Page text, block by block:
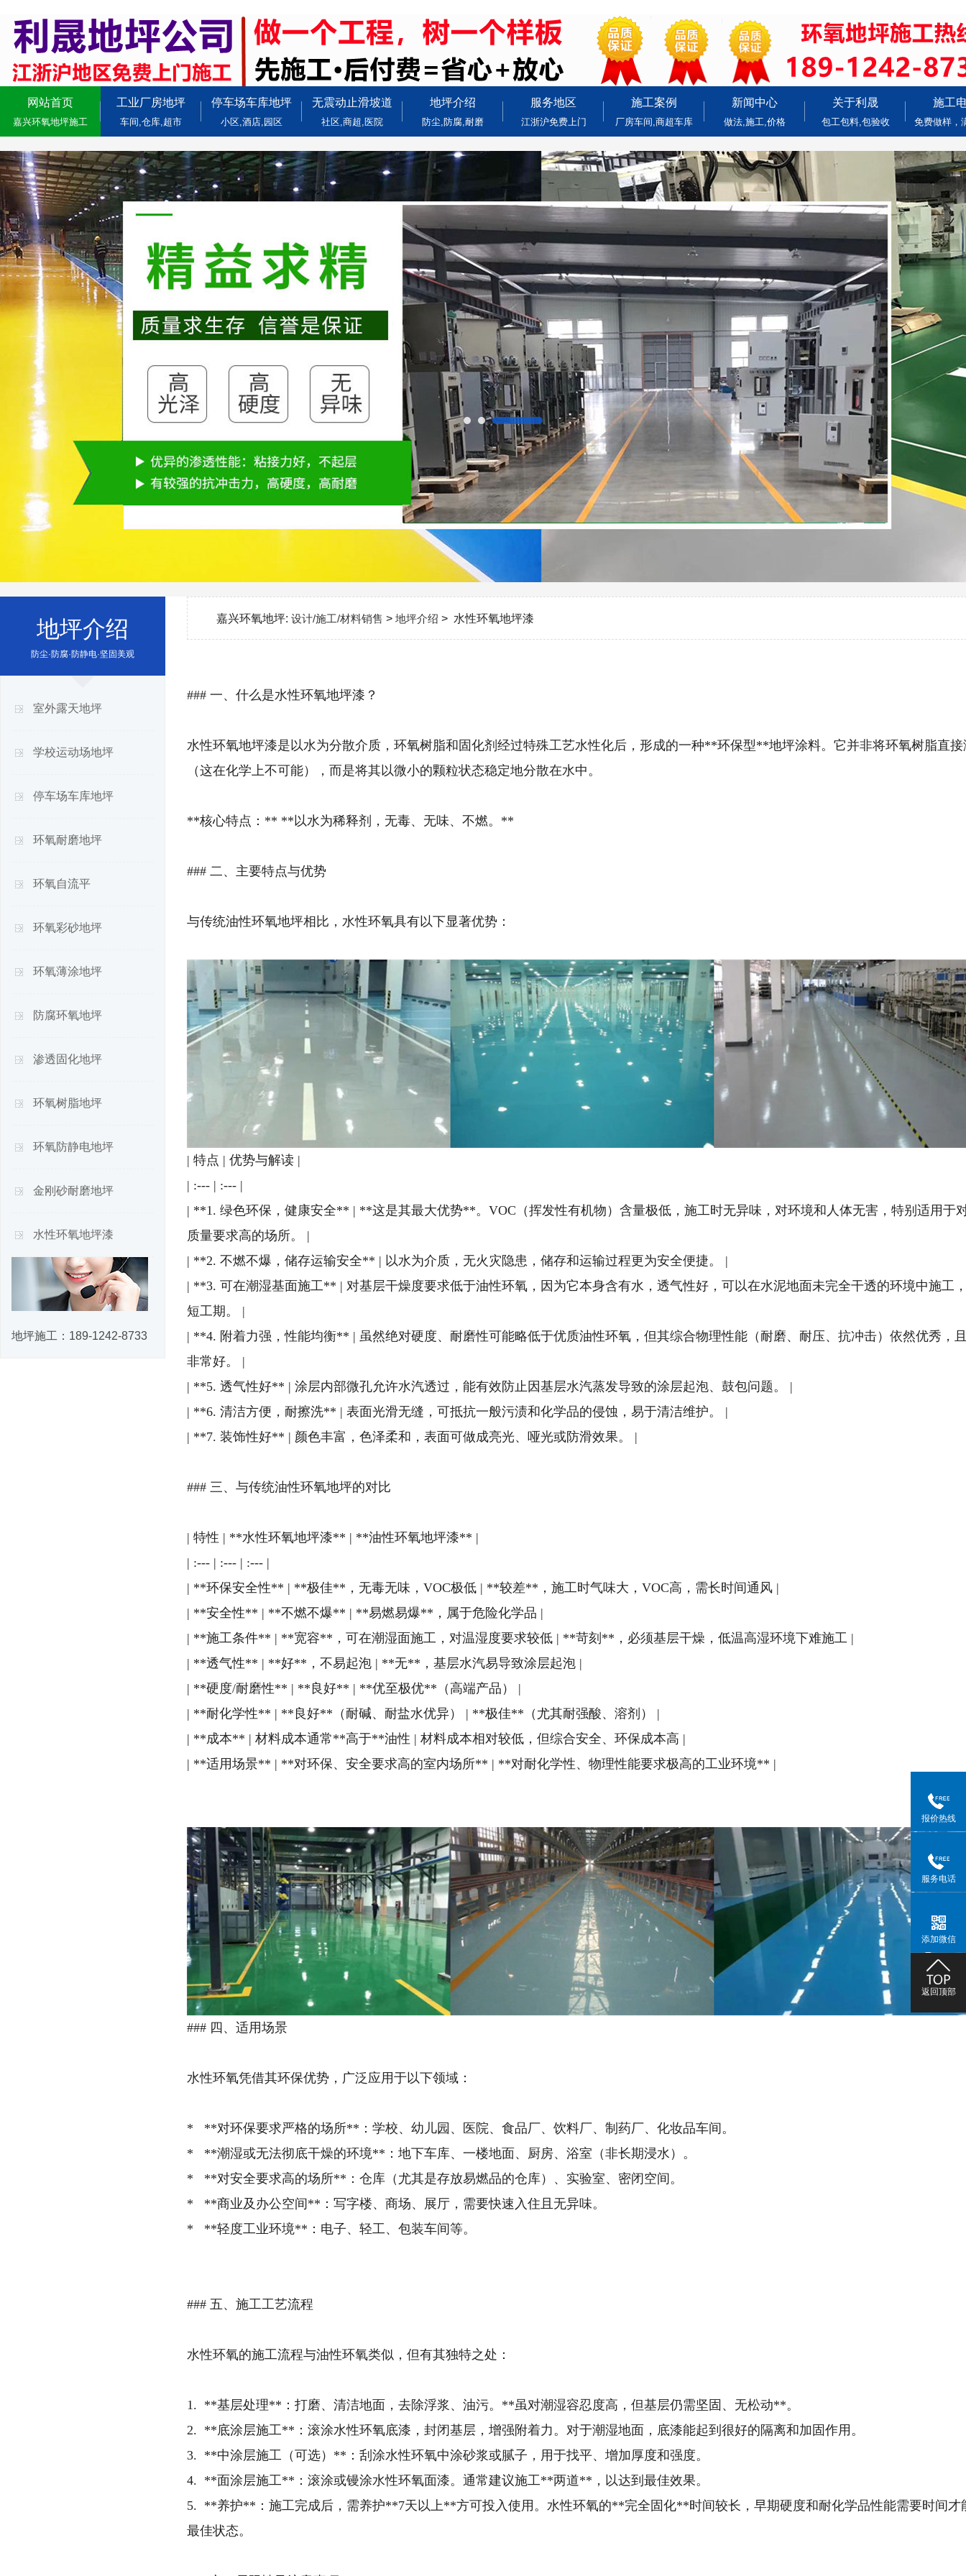
网站首页
嘉兴环氧地坪施工
工业厂房地坪
车间,仓库,超市
停车场车库地坪
小区,酒店,园区
无震动止滑坡道
社区,商超,医院
地坪介绍
防尘,防腐,耐磨
服务地区
江浙沪免费上门
施工案例
厂房车间,商超车库
新闻中心
做法,施工,价格
关于利晟
包工包料,包验收
施工
免费做样，
地坪介绍
防尘·防腐·防静电·坚固美观
室外露天地坪
学校运动场地坪
停车场车库地坪
环氧耐磨地坪
环氧自流平
环氧彩砂地坪
环氧薄涂地坪
防腐环氧地坪
渗透固化地坪
环氧树脂地坪
环氧防静电地坪
金刚砂耐磨地坪
水性环氧地坪漆
地坪施工： 189-1242-8733
嘉兴环氧地坪: 设计/施工/材料销售 > 地坪介绍 > 水性环氧地坪漆
### 一、什么是水性环氧地坪漆？
水性环氧地坪漆是以水为分散介质，环氧树脂和固化剂经过特殊工艺水性化后，形成的一种**环保型**地坪涂料。它并非将环氧树脂直接
（这在化学上不可能），而是将其以微小的颗粒状态稳定地分散在水中。
**核心特点：** **以水为稀释剂，无毒、无味、不燃。**
### 二、主要特点与优势
与传统油性环氧地坪相比，水性环氧具有以下显著优势：
| 特点 | 优势与解读 |
| :--- | :--- |
| **1. 绿色环保，健康安全** | **这是其最大优势**。VOC（挥发性有机物）含量极低，施工时无异味，对环境和人体无害，特别适用于
质量要求高的场所。 |
| **2. 不燃不爆，储存运输安全** | 以水为介质，无火灾隐患，储存和运输过程更为安全便捷。 |
| **3. 可在潮湿基面施工** | 对基层干燥度要求低于油性环氧，因为它本身含有水，透气性好，可以在水泥地面未完全干透的环境中施工
短工期。 |
| **4. 附着力强，性能均衡** | 虽然绝对硬度、耐磨性可能略低于优质油性环氧，但其综合物理性能（耐磨、耐压、抗冲击）依然优秀，
非常好。 |
| **5. 透气性好** | 涂层内部微孔允许水汽透过，能有效防止因基层水汽蒸发导致的涂层起泡、鼓包问题。 |
| **6. 清洁方便，耐擦洗** | 表面光滑无缝，可抵抗一般污渍和化学品的侵蚀，易于清洁维护。 |
| **7. 装饰性好** | 颜色丰富，色泽柔和，表面可做成亮光、哑光或防滑效果。 |
### 三、与传统油性环氧地坪的对比
| 特性 | **水性环氧地坪漆** | **油性环氧地坪漆** |
| :--- | :--- | :--- |
| **环保安全性** | **极佳**，无毒无味，VOC极低 | **较差**，施工时气味大，VOC高，需长时间通风 |
| **安全性** | **不燃不爆** | **易燃易爆**，属于危险化学品 |
| **施工条件** | **宽容**，可在潮湿面施工，对温湿度要求较低 | **苛刻**，必须基层干燥，低温高湿环境下难施工 |
| **透气性** | **好**，不易起泡 | **无**，基层水汽易导致涂层起泡 |
| **硬度/耐磨性** | **良好** | **优至极优**（高端产品） |
| **耐化学性** | **良好**（耐碱、耐盐水优异） | **极佳**（尤其耐强酸、溶剂） |
| **成本** | 材料成本通常**高于**油性 | 材料成本相对较低，但综合安全、环保成本高 |
| **适用场景** | **对环保、安全要求高的室内场所** | **对耐化学性、物理性能要求极高的工业环境** |
### 四、适用场景
水性环氧凭借其环保优势，广泛应用于以下领域：
* **对环保要求严格的场所**：学校、幼儿园、医院、食品厂、饮料厂、制药厂、化妆品车间。
* **潮湿或无法彻底干燥的环境**：地下车库、一楼地面、厨房、浴室（非长期浸水）。
* **对安全要求高的场所**：仓库（尤其是存放易燃品的仓库）、实验室、密闭空间。
* **商业及办公空间**：写字楼、商场、展厅，需要快速入住且无异味。
* **轻度工业环境**：电子、轻工、包装车间等。
### 五、施工工艺流程
水性环氧的施工流程与油性环氧类似，但有其独特之处：
1. **基层处理**：打磨、清洁地面，去除浮浆、油污。**虽对潮湿容忍度高，但基层仍需坚固、无松动**。
2. **底涂层施工**：滚涂水性环氧底漆，封闭基层，增强附着力。对于潮湿地面，底漆能起到很好的隔离和加固作用。
3. **中涂层施工（可选）**：刮涂水性环氧中涂砂浆或腻子，用于找平、增加厚度和强度。
4. **面涂层施工**：滚涂或镘涂水性环氧面漆。通常建议施工**两道**，以达到最佳效果。
5. **养护**：施工完成后，需养护**7天以上**方可投入使用。水性环氧的**完全固化**时间较长，早期硬度和耐化学品性能需要时间才
最佳状态。
报价热线
服务电话
添加微信
返回顶部